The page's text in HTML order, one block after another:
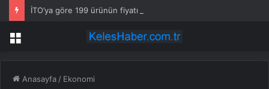
İTO’ya göre 199 ürünün fiyatı arttı
Menü
Anasayfa / Ekonomi